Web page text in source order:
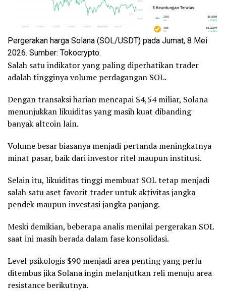
Pergerakan harga Solana (SOL/USDT) pada Jumat, 8 Mei
2026. Sumber: Tokocrypto.
Salah satu indikator yang paling diperhatikan trader
adalah tingginya volume perdagangan SOL.
Dengan transaksi harian mencapai $4,54 miliar, Solana
menunjukkan likuiditas yang masih kuat dibanding
banyak altcoin lain.
Volume besar biasanya menjadi pertanda meningkatnya
minat pasar, baik dari investor ritel maupun institusi.
Selain itu, likuiditas tinggi membuat SOL tetap menjadi
salah satu aset favorit trader untuk aktivitas jangka
pendek maupun investasi jangka panjang.
Meski demikian, beberapa analis menilai pergerakan SOL
saat ini masih berada dalam fase konsolidasi.
Level psikologis $90 menjadi area penting yang perlu
ditembus jika Solana ingin melanjutkan reli menuju area
resistance berikutnya.